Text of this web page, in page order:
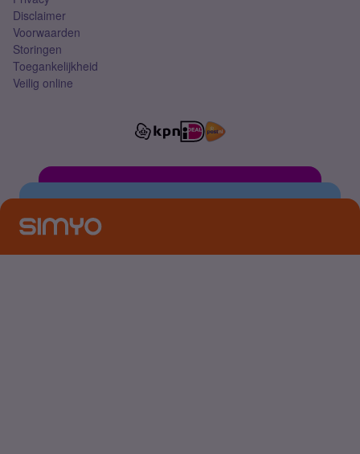
Disclaimer
Voorwaarden
Storingen
Toegankelijkheid
Veilig online